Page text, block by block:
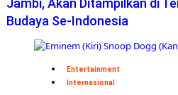
Jambi, Akan Ditampilkan di
Budaya Se-Indonesia
Entertainment
Internasional